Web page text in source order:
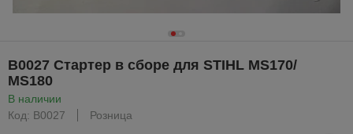
B0027 Стартер в сборе для STIHL MS170/
MS180
В наличии
Код: B0027
Розница